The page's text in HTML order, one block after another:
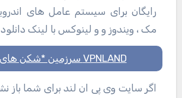
رایگان برای سیستم عامل های
مک ، ویندوز و و لینوکس با لینک
VPNLAND سرزمین *شکن های رایگان
اگر سایت وی پی ان لند برای شما باز